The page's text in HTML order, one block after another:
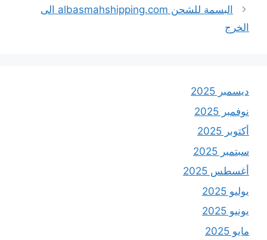
البسمة للشحن albasmahshipping.com الى
الخرج
ديسمبر 2025
نوفمبر 2025
أكتوبر 2025
سبتمبر 2025
أغسطس 2025
يوليو 2025
يونيو 2025
مايو 2025